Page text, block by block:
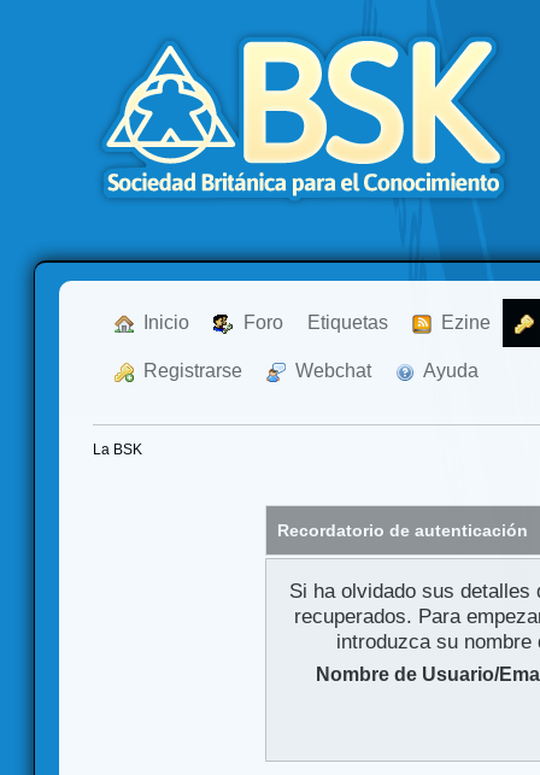
Inicio Foro Etiquetas Ezine
Registrarse Webchat Ayuda
La BSK
Recordatorio de autenticación
Si ha olvidado sus
recuperados. Para
introduzca su
Nombre de Usuario/